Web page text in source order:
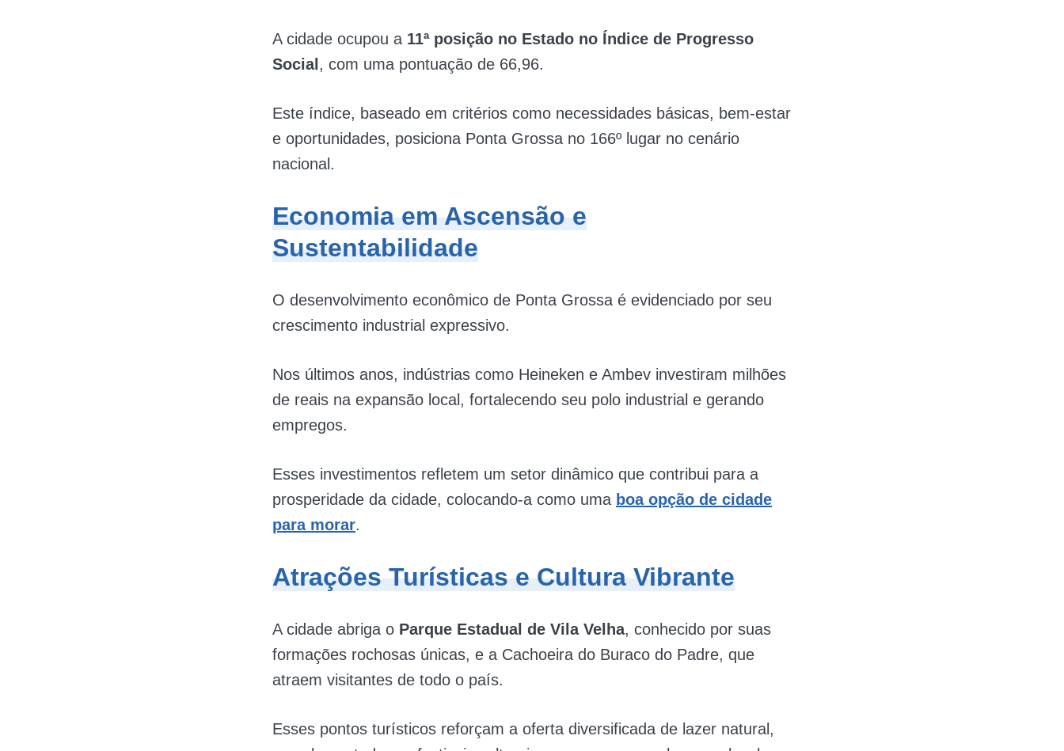
A cidade ocupou a 11ª posição no Estado no Índice de Progresso
Social , com uma pontuação de 66,96.
Este índice, baseado em critérios como necessidades básicas, bem-estar
e oportunidades, posiciona Ponta Grossa no 166º lugar no cenário
nacional.
Economia em Ascensão e
Sustentabilidade
O desenvolvimento econômico de Ponta Grossa é evidenciado por seu
crescimento industrial expressivo.
Nos últimos anos, indústrias como Heineken e Ambev investiram milhões
de reais na expansão local, fortalecendo seu polo industrial e gerando
empregos.
Esses investimentos refletem um setor dinâmico que contribui para a
prosperidade da cidade, colocando-a como uma boa opção de cidade
para morar.
Atrações Turísticas e Cultura Vibrante
A cidade abriga o Parque Estadual de Vila Velha, conhecido por suas
formações rochosas únicas, e a Cachoeira do Buraco do Padre, que
atraem visitantes de todo o país.
Esses pontos turísticos reforçam a oferta diversificada de lazer natural,